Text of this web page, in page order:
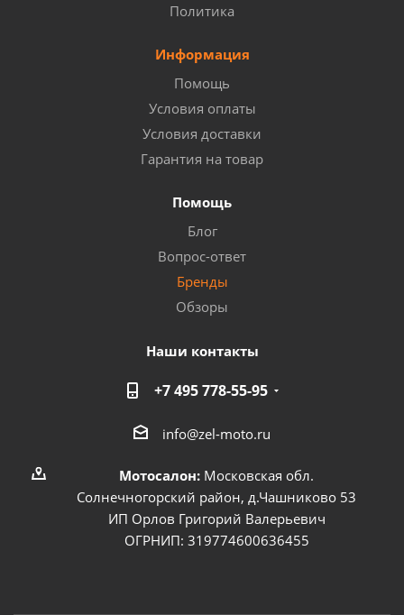
Политика
Информация
Помощь
Условия оплаты
Условия доставки
Гарантия на товар
Помощь
Блог
Вопрос-ответ
Бренды
Обзоры
Наши контакты
+7 495 778-55-95
info@zel-moto.ru
Мотосалон: Московская обл.
Солнечногорский район, д.Чашниково 53
ИП Орлов Григорий Валерьевич
ОГРНИП: 319774600636455